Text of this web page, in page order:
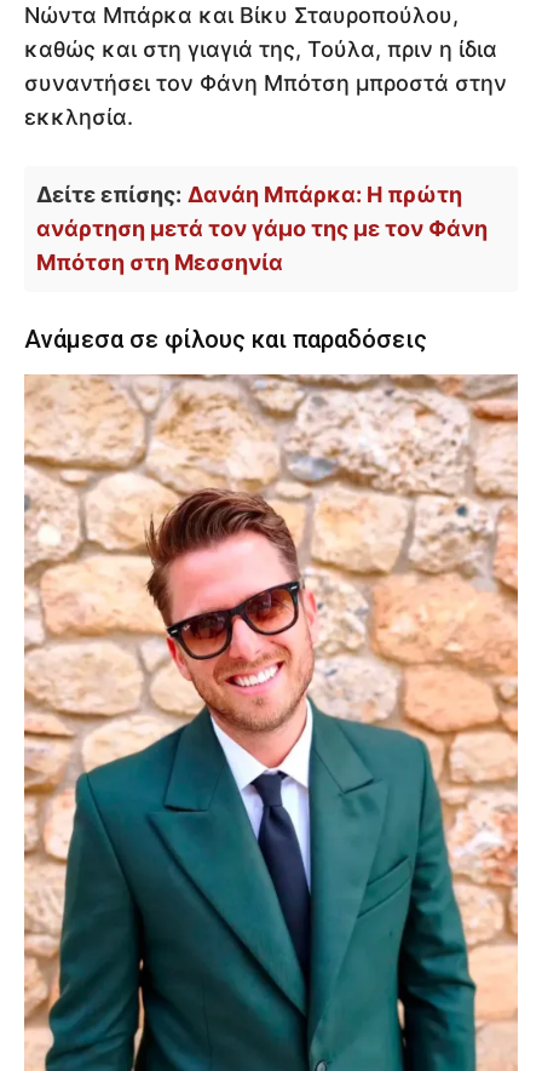
Νώντα Μπάρκα και Βίκυ Σταυροπούλου,
καθώς και στη γιαγιά της, Τούλα, πριν η ίδια
συναντήσει τον Φάνη Μπότση μπροστά στην
εκκλησία.
Δείτε επίσης: Δανάη Μπάρκα: Η πρώτη
ανάρτηση μετά τον γάμο της με τον Φάνη
Μπότση στη Μεσσηνία
Ανάμεσα σε φίλους και παραδόσεις